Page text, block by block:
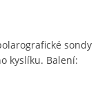
sondy
kyslíku. Balení: